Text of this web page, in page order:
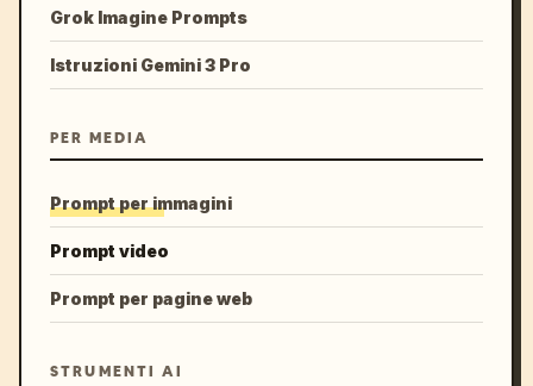
Grok Imagine Prompts
Istruzioni Gemini 3 Pro
PER MEDIA
Prompt per immagini
Prompt video
Prompt per pagine web
STRUMENTI AI